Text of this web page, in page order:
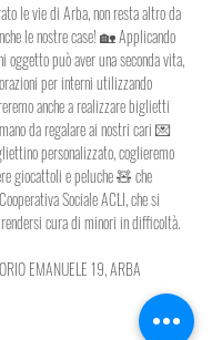
le vie di Arba, non resta altro da
le nostre case! 🏡 Applicando
oggetto può aver una seconda vita,
per interni utilizzando
anche a realizzare biglietti
da regalare ai nostri cari 💌
personalizzato, coglieremo
giocattoli e peluche 🧸 che
Sociale ACLI, che si
cura di minori in difficoltà.
EMANUELE 19, ARBA